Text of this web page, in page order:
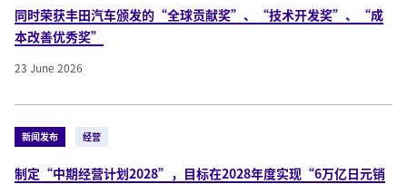
同时荣获丰田汽车颁发的“全球贡献奖”、“技术开发奖”、“成
本改善优秀奖”
23 June 2026
新闻发布 经营
制定“中期经营计划2028”，目标在2028年度实现“6万亿日元销